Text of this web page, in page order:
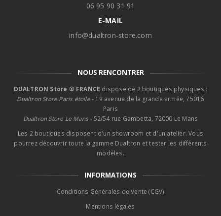
06 95 90 31 91
E-MAIL
info@dualtron-store.com
NOUS RENCONTRER
DUALTRON Store ® FRANCE dispose de 2 boutiques physiques :
Dualtron Store Paris étoile- 19 avenue de la grande armée, 75016
Paris
Dualtron Store Le Mans - 52/54 rue Gambetta, 72000 Le Mans
Les 2 boutiques disposent d'un showroom et d'un atelier. Vous
pourrez découvrir toute la gamme Dualtron et tester les différents
modèles.
INFORMATIONS
Conditions Générales de Vente (CGV)
Mentions légales